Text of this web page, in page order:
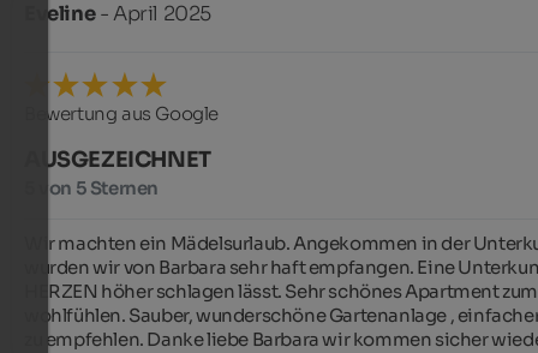
Eveline- April 2025
Bewertung aus Google
AUSGEZEICHNET
5 von 5 Sternen
Wir machten ein Mädelsurlaub. Angekommen in der
wurden wir von Barbara sehr ️haft empfangen. Eine
HERZEN höher schlagen lässt. Sehr schönes Apartment zum
wohlfühlen. Sauber, wunderschöne Gartenanlage ,
zu empfehlen. Danke liebe Barbara wir kommen sicher